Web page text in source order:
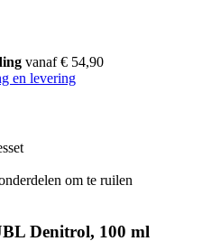
vanaf € 54,90
en levering
om te ruilen
Denitrol, 100 ml